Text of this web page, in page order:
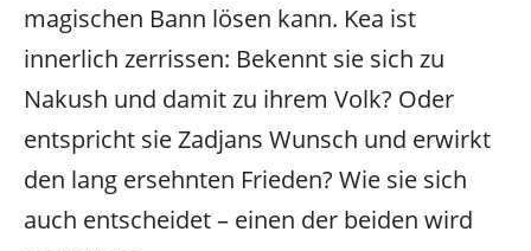
magischen Bann lösen kann. Kea ist
innerlich zerrissen: Bekennt sie sich zu
Nakush und damit zu ihrem Volk? Oder
entspricht sie Zadjans Wunsch und erwirkt
den lang ersehnten Frieden? Wie sie sich
auch entscheidet – einen der beiden wird